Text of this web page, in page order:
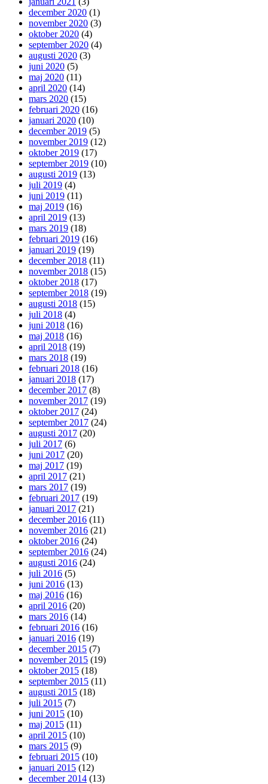
december 2020 (1)
november 2020 (3)
oktober 2020 (4)
september 2020 (4)
augusti 2020 (3)
juni 2020 (5)
maj 2020 (11)
april 2020 (14)
mars 2020 (15)
februari 2020 (16)
januari 2020 (10)
december 2019 (5)
november 2019 (12)
oktober 2019 (17)
september 2019 (10)
augusti 2019 (13)
juli 2019 (4)
juni 2019 (11)
maj 2019 (16)
april 2019 (13)
mars 2019 (18)
februari 2019 (16)
januari 2019 (19)
december 2018 (11)
november 2018 (15)
oktober 2018 (17)
september 2018 (19)
augusti 2018 (15)
juli 2018 (4)
juni 2018 (16)
maj 2018 (16)
april 2018 (19)
mars 2018 (19)
februari 2018 (16)
januari 2018 (17)
december 2017 (8)
november 2017 (19)
oktober 2017 (24)
september 2017 (24)
augusti 2017 (20)
juli 2017 (6)
juni 2017 (20)
maj 2017 (19)
april 2017 (21)
mars 2017 (19)
februari 2017 (19)
januari 2017 (21)
december 2016 (11)
november 2016 (21)
oktober 2016 (24)
september 2016 (24)
augusti 2016 (24)
juli 2016 (5)
juni 2016 (13)
maj 2016 (16)
april 2016 (20)
mars 2016 (14)
februari 2016 (16)
januari 2016 (19)
december 2015 (7)
november 2015 (19)
oktober 2015 (18)
september 2015 (11)
augusti 2015 (18)
juli 2015 (7)
juni 2015 (10)
maj 2015 (11)
april 2015 (10)
mars 2015 (9)
februari 2015 (10)
januari 2015 (12)
december 2014 (13)